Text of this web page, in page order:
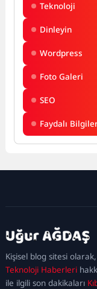
Teknoloji
Dinleyin
Wordpress
Foto Galeri
SEO
Faydalı
Kişisel blog sitesi
Teknoloji Haberleri
ile ilgili son dakikaları
kadıköy
escortmaltepe
escortataşehir
escortümraniye
escort